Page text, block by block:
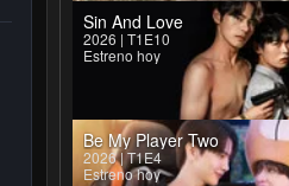
Sin And Love
2026 | T1E10
Estreno hoy
Be My Player Two
2026 | T1E4
Estreno hoy